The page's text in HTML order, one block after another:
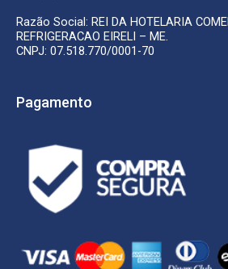
Razão Social: REI DA HOTELARIA
REFRIGERACAO EIRELI – ME.
CNPJ: 07.518.770/0001-70
Pagamento